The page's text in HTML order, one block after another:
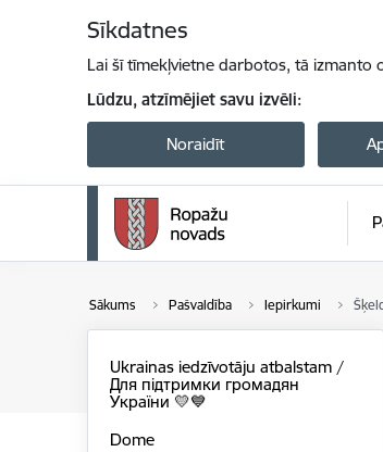
Sīkdatnes
Lai šī tīmekļvietne darbotos, tā izmanto
Lūdzu, atzīmējiet savu izvēli:
Noraidīt
Sākums Pašvaldība Iepirkumi
Ukrainas iedzīvotāju atbalstam /
Для підтримки громадян
України 💛💙
Dome